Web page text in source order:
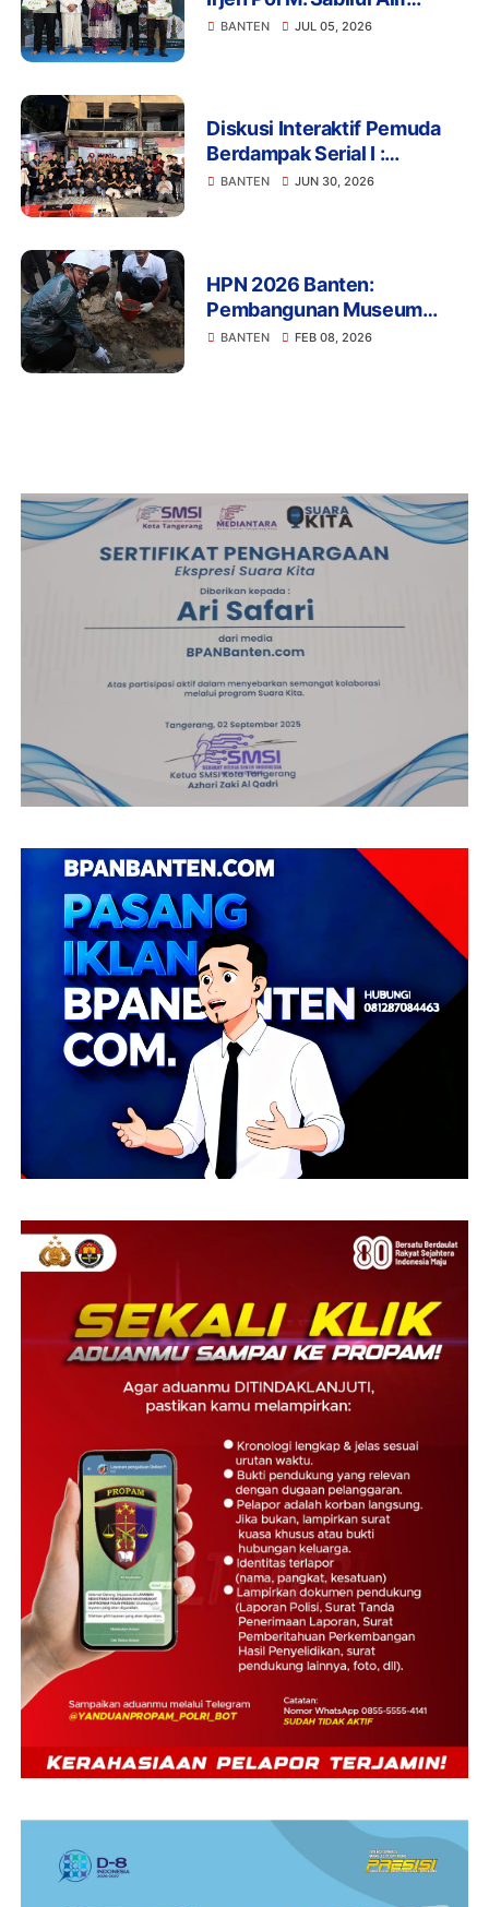
Dorong Penguatan
BANTEN JUL 05, 2026
Diskusi Interaktif Pemuda
Berdampak Serial I :
Membaca Indonesia Emas
BANTEN JUN 30, 2026
HPN 2026 Banten:
Pembangunan Museum
Media Siber Nasional Resmi
BANTEN FEB 08, 2026